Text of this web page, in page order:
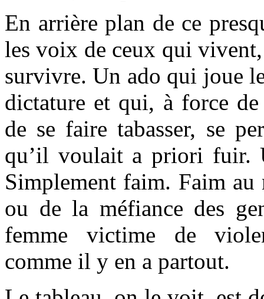
En arrière plan de ce
les voix de ceux qui
survivre. Un ado qui joue
dictature et qui, à force
de se faire tabasser, se
qu’il voulait a priori fuir.
Simplement faim. Faim
ou de la méfiance des
femme victime de
comme il y en a partout.